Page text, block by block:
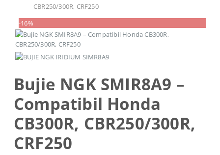
CBR250/300R, CRF250
-16%
Bujie NGK SMIR8A9 –
Compatibil Honda
CB300R, CBR250/300R,
CRF250